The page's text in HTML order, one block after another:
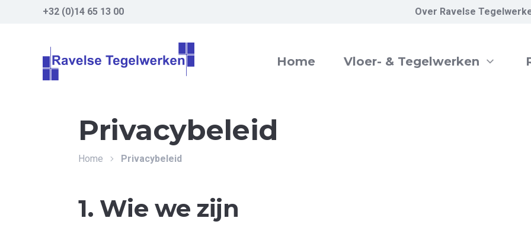
+32 (0)14 65 13 00
Home Vloer- & Tegelwerken
Over Ravelse
Privacybeleid
Home Privacybeleid
1. Wie we zijn